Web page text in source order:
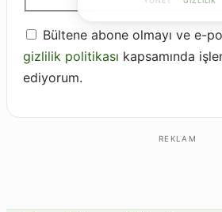
Bültene abone olmayı ve e-
gizlilik politikası kapsamında
ediyorum.
REKLAM